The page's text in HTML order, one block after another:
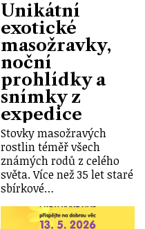
Unikátní
exotické
masožravky,
noční
prohlídky a
snímky z
expedice
Stovky masožravých
rostlin téměř všech
známých rodů z celého
světa. Více než 35 let staré
sbírkové…